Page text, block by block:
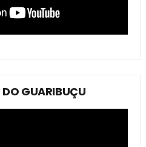
GUARIBUÇU